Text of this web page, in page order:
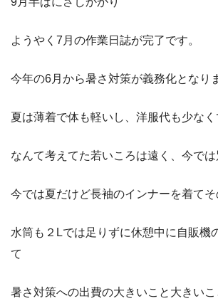
ようやく7月の作業日誌が完了です。
今年の6月から暑さ対策が義務化となり
夏は薄着で体も軽いし、洋服代も少な
なんて考えてた若いころは遠く、今では
今では夏だけど長袖のインナーを着て
水筒も２Lでは足りずに休憩中に自販機
て
暑さ対策への出費の大きいこと大きいこ